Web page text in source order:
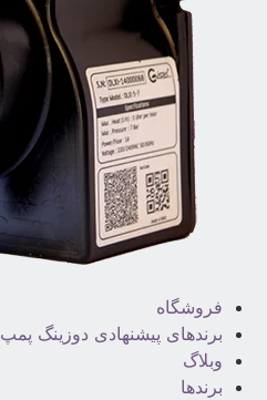
فروشگاه
برندهای پیشنهادی دوزینگ پمپ
وبلاگ
برندها